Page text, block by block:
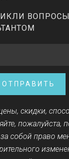
ОТПРАВИТЬ
скидки,
пожалуйста,
собой право